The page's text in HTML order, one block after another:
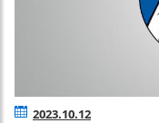
2023.10.12